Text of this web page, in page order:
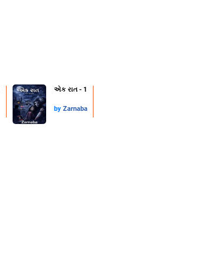
એક રાત - 1
by Zarnaba